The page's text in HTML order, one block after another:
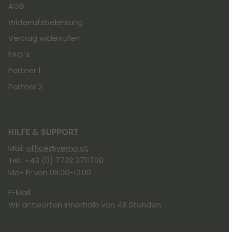
AGB
Widerrufsbelehrung
Vertrag widerrufen
FAQ´s
Partner 1
Partner 2
HILFE & SUPPORT
Mail: office@vemo.at
Tel.: +43 (0) 7732 3711700
Mo- Fr von 08.00-12.00
E-Mail:
Wir antworten innerhalb von 48 Stunden.